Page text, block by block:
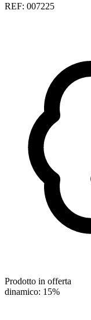
REF: 007225
Prodotto in offerta
dinamico: 15%